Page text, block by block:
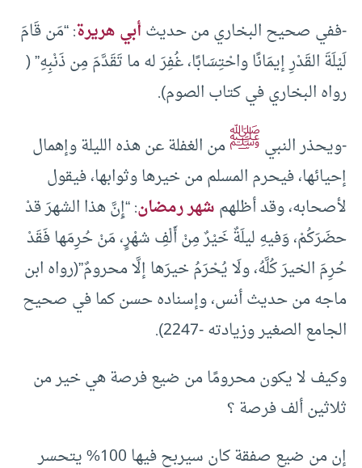
-ففي صحيح البخاري من حديثأبي هريرة: “مَن قَامَ
لَيْلَةَ القَدْرِ إيمَانًا واحْتِسَابًا، غُفِرَ له ما تَقَدَّمَ مِن ذَنْبِهِ” (
رواه البخاري في كتاب الصوم).
-ويحذر النبيﷺمن الغفلة عن هذه الليلة وإهمال
إحيائها، فيحرم المسلم من خيرها وثوابها، فيقول
لأصحابه، وقد أظلهمشهر رمضان: “إِنَّ هذا الشهرَ قدْ
حضَرَكُمْ، وَفيهِ ليلَةٌ خَيْرٌ مِنْ أَلْفِ شهْرٍ، مَنْ حُرِمَها فَقَدْ
حُرِمَ الخيرَ كُلَّهُ، ولَا يُحْرَمُ خيرَها إلَّا محرومٌ”(رواه ابن
ماجه من حديث أنس، وإسناده حسن كما في صحيح
الجامع الصغير وزيادته -2247).
وكيف لا يكون محرومًا من ضيع فرصة هي خير من
ثلاثين ألف فرصة ؟
إن من ضيع صفقة كان سيربح فيها 100% يتحسر